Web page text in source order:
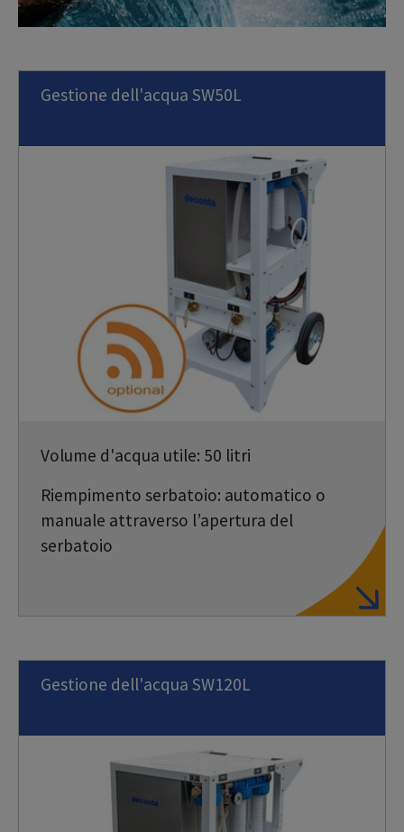
Gestione dell'acqua SW50L
Volume d'acqua utile: 50 litri
Riempimento serbatoio: automatico o
manuale attraverso l’apertura del
serbatoio
Gestione dell'acqua SW120L